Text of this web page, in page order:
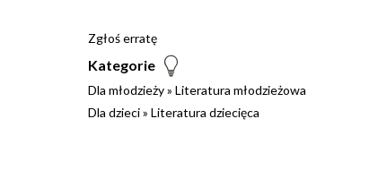
Zgłoś erratę
Kategorie
Dla młodzieży» Literatura młodzieżowa
Dla dzieci» Literatura dziecięca